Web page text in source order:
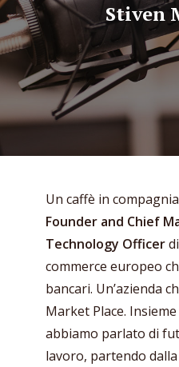
Stiven
Un caffè in
Founder and Chief
Technology Officerdi
commerce europeo
bancari. Un’azienda
Market Place.
abbiamo parlato di
lavoro, partendo